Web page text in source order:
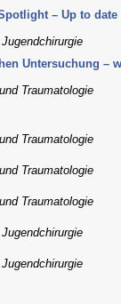
– Up to date
Untersuchung –
Traumatologie
Traumatologie
Traumatologie
Traumatologie